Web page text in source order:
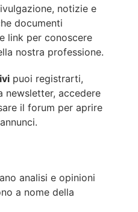
notizie e
documenti
link per conoscere
nostra professione.
puoi registrarti,
newsletter, accedere
il forum per aprire
analisi e opinioni
a nome della